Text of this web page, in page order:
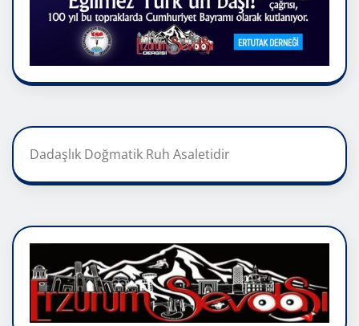
Dadaşlık Doğmatik Ruh Asaletidir